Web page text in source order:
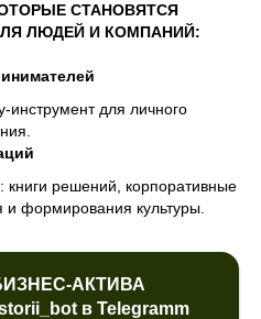
СТАНОВЯТСЯ
ЛЮДЕЙ И КОМПАНИЙ:
инструмент для личного
решений, корпоративные
и формирования культуры.
АКТИВА
в Telegramm